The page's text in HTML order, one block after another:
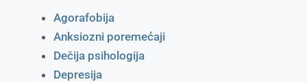
Agorafobija
Anksiozni poremećaji
Dečija psihologija
Depresija